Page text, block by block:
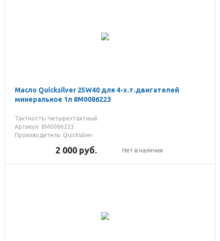
Масло Quicksilver 25W40 для 4-х.т.двигателей
минеральное 1л 8M0086223
Тактность: Четырехтактный
Артикул: 8M0086223
Производитель: Quicksilver
2 000 руб. Нет в наличии